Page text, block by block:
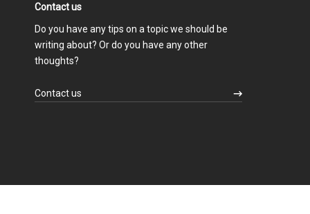
Contact us
Do you have any tips on a topic we should be
writing about? Or do you have any other
thoughts?
Contact us